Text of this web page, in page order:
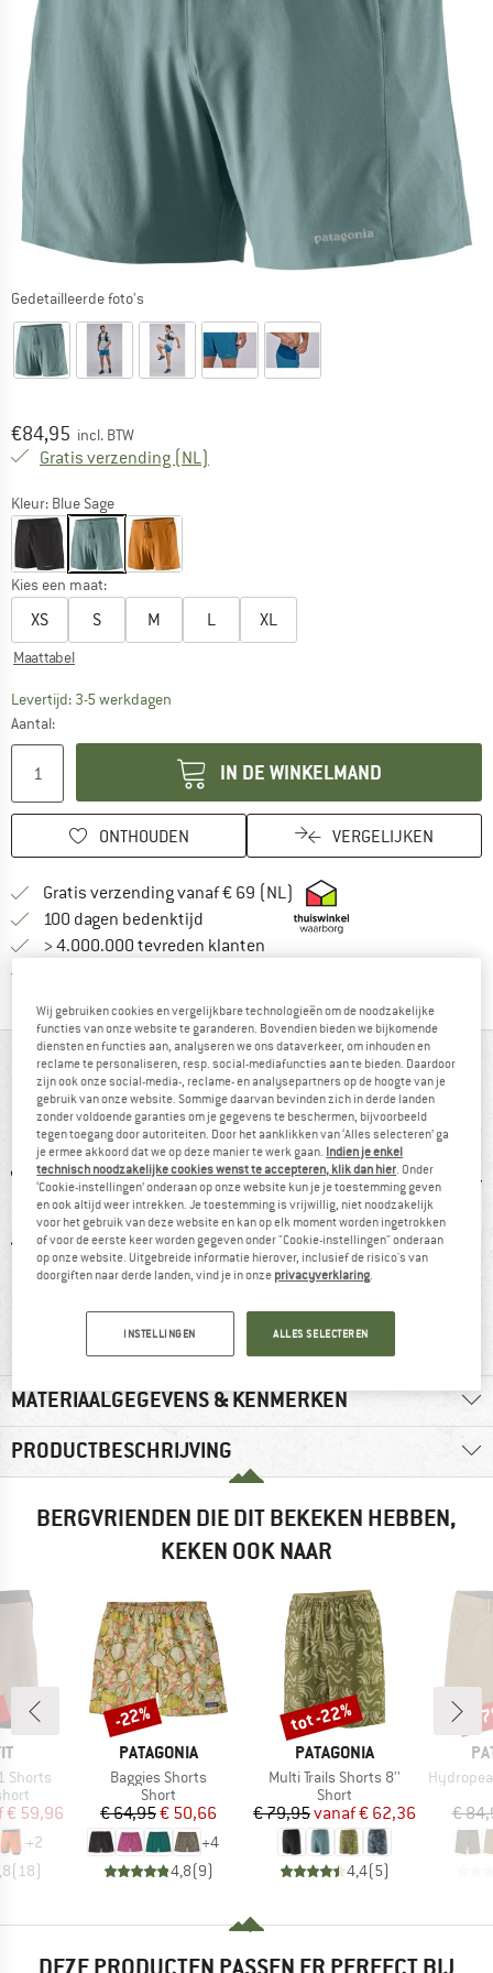
Gedetailleerde foto's
Prijs:
€84,95 incl. BTW
Gratis verzending (NL)
Kleur: Blue Sage
Kies een maat:
XS S M L XL
Maattabel
Levertijd: 3-5 werkdagen
Aantal:
IN DE WINKELMAND
ONTHOUDEN VERGELIJKEN
Gratis verzending vanaf € 69 (NL) Vind hier de
100 dagen bedenktijd Vind de betalingsinformatie hier!
> 4.000.000 tevreden klanten
IN EEN OOGOPSLAG
Korte runningshorts met functionele uitrusting
goed model
MATERIAALGEGEVENS & KENMERKEN
PRODUCTBESCHRIJVING
BERGVRIENDEN DIE DIT BEKEKEN HEBBEN,
KEKEN OOK NAAR
Shorts
prijs
€ 59,96
+2
( 18)
MERK
PATAGONIA
Artikel
Baggies Shorts
Productgroep
Short
Prijs
€ 64,95Verlaagde prijs
€ 50,66
+4
4,8(9)
Korting
-22%
MERK
PATAGONIA
Artikel
Multi Trails Shorts 8''
Productgroep
Short
Prijs
€ 79,95 Verlaagde prijs
vanaf€ 62,36
4,4(5)
Korting
tot -22%
Artikel
Hydropeak
€
-
DEZE PRODUCTEN PASSEN ER PERFECT BIJ
Wij gebruiken cookies en vergelijkbare technologieën om de noodzakelijke
functies van onze website te garanderen. Bovendien bieden we bijkomende
diensten en functies aan, analyseren we ons dataverkeer, om inhouden en
reclame te personaliseren, resp. social-mediafuncties aan te bieden. Daardoor
zijn ook onze social-media-, reclame- en analysepartners op de hoogte van je
gebruik van onze website. Sommige daarvan bevinden zich in derde landen
zonder voldoende garanties om je gegevens te beschermen, bijvoorbeeld
tegen toegang door autoriteiten. Door het aanklikken van ‘Alles selecteren’ ga
je ermee akkoord dat we op deze manier te werk gaan. Indien je enkel
technisch noodzakelijke cookies wenst te accepteren, klik dan hier. Onder
‘Cookie-instellingen’ onderaan op onze website kun je je toestemming geven
en ook altijd weer intrekken. Je toestemming is vrijwillig, niet noodzakelijk
voor het gebruik van deze website en kan op elk moment worden ingetrokken
of voor de eerste keer worden gegeven onder "Cookie-instellingen" onderaan
op onze website. Uitgebreide informatie hierover, inclusief de risico's van
doorgiften naar derde landen, vind je in onze privacyverklaring.
INSTELLINGEN ALLES SELECTEREN